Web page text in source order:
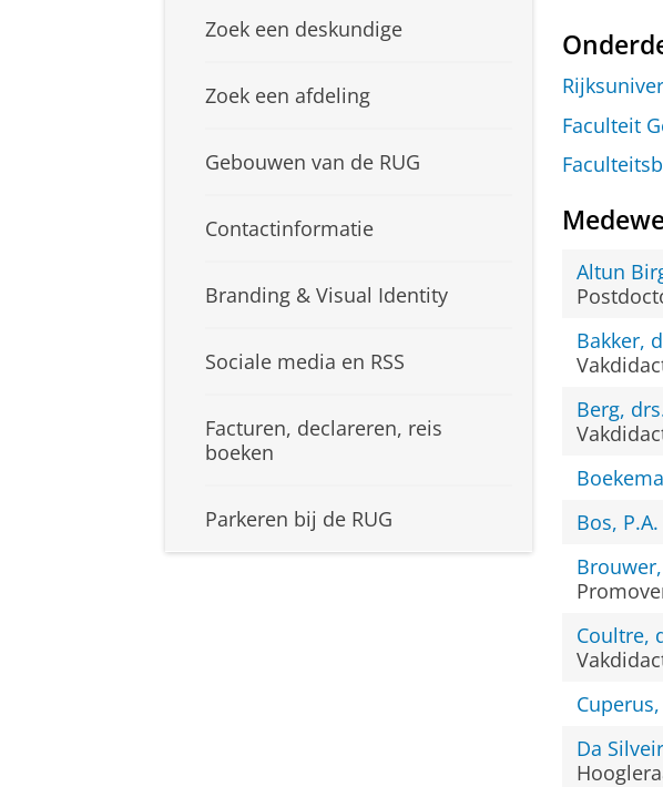
Zoek een deskundige
Zoek een afdeling
Gebouwen van de RUG
Contactinformatie
Branding & Visual Identity
Sociale media en RSS
Facturen, declareren, reis
boeken
Parkeren bij de RUG
Faculteit
Altun
Bakker,
Berg,
Bos, P.A.
Brouwer,
Coultre,
Da